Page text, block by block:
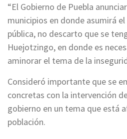
“El Gobierno de Puebla
municipios en donde asumirá
pública, no descarto que se
Huejotzingo, en donde es
aminorar el tema de la
Consideró importante que se
concretas con la intervención
gobierno en un tema que está
población.